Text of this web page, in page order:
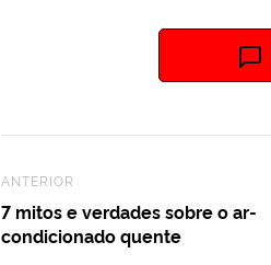
Previous Post
ANTERIOR
7 mitos e verdades sobre o ar-
condicionado quente